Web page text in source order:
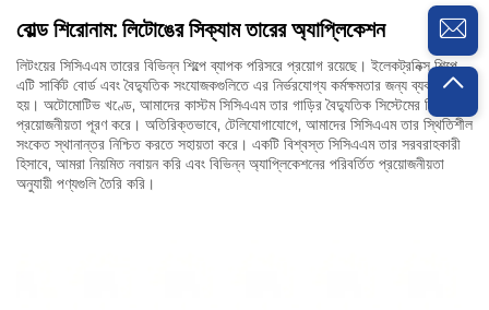
বোল্ড শিরোনাম: লিটোঙের সিক্যাম তারের অ্যাপ্লিকেশন
লিটংয়ের সিসিএএম তারের বিভিন্ন শিল্পে ব্যাপক পরিসরে প্রয়োগ রয়েছে। ইলেকট্রনিক্স শিল্পে,
এটি সার্কিট বোর্ড এবং বৈদ্যুতিক সংযোজকগুলিতে এর নির্ভরযোগ্য কর্মক্ষমতার জন্য ব্যবহৃত
হয়। অটোমোটিভ খণ্ডে, আমাদের কাস্টম সিসিএএম তার গাড়ির বৈদ্যুতিক সিস্টেমের নির্দিষ্ট
প্রয়োজনীয়তা পূরণ করে। অতিরিক্তভাবে, টেলিযোগাযোগে, আমাদের সিসিএএম তার স্থিতিশীল
সংকেত স্থানান্তর নিশ্চিত করতে সহায়তা করে। একটি বিশ্বস্ত সিসিএএম তার সরবরাহকারী
হিসাবে, আমরা নিয়মিত নবায়ন করি এবং বিভিন্ন অ্যাপ্লিকেশনের পরিবর্তিত প্রয়োজনীয়তা
অনুযায়ী পণ্যগুলি তৈরি করি।